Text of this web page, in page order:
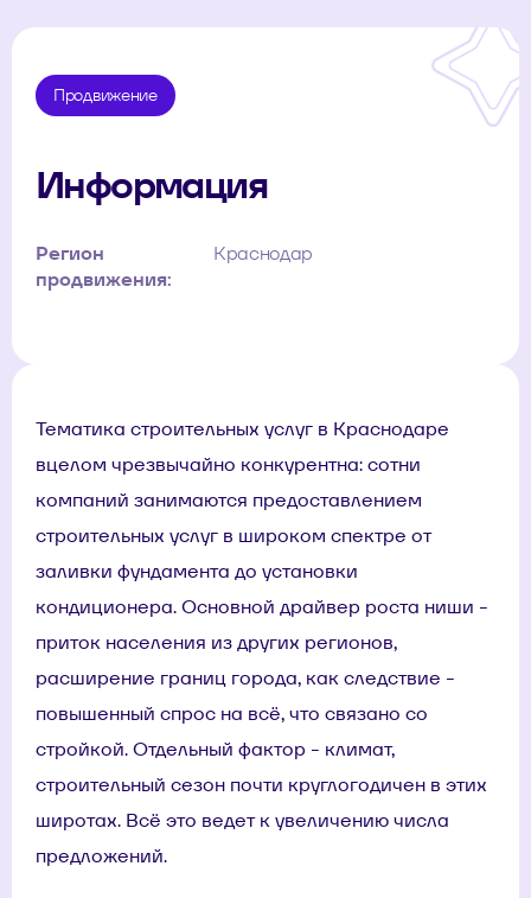
Тематика строительных услуг в Краснодаре
вцелом чрезвычайно конкурентна: сотни
компаний занимаются предоставлением
строительных услуг в широком спектре от
заливки фундамента до установки
кондиционера. Основной драйвер роста ниши -
приток населения из других регионов,
расширение границ города, как следствие -
повышенный спрос на всё, что связано со
стройкой. Отдельный фактор - климат,
строительный сезон почти круглогодичен в этих
широтах. Всё это ведет к увеличению числа
предложений.
Продвижение
Информация
Регион
продвижения:
Краснодар